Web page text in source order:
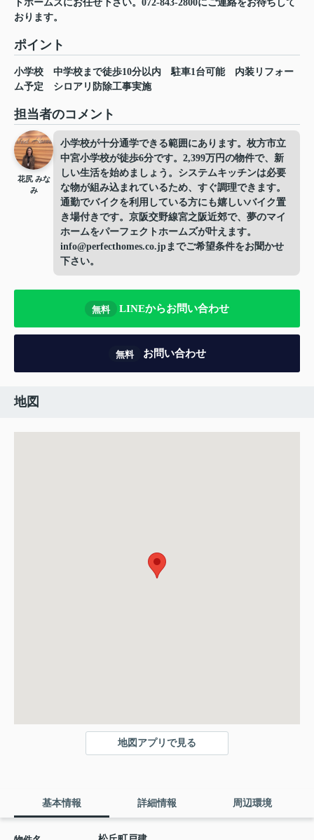
トホームズにお任せ下さい。072-843-2800にご連絡をお待ちして
おります。
ポイント
小学校 中学校まで徒歩10分以内 駐車1台可能
内装リフォー
ム予定
シロアリ防除工事実施
担当者のコメント
花尻 みな
み
小学校が十分通学できる範囲にあります。枚方市立
中宮小学校が徒歩6分です。2,399万円の物件で、新
しい生活を始めましょう。システムキッチンは必要
な物が組み込まれているため、すぐ調理できます。
通勤でバイクを利用している方にも嬉しいバイク置
き場付きです。京阪交野線宮之阪近郊で、夢のマイ
ホームをパーフェクトホームズが叶えます。
info@perfecthomes.co.jpまでご希望条件をお聞かせ
下さい。
無料 LINEからお問い合わせ
無料 お問い合わせ
地図
地図アプリで見る
基本情報 詳細情報 周辺環境